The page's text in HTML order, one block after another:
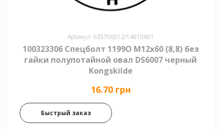
Артикул: 635706012/14810601
100323306 Спецболт 1199O М12х60 (8,8) без
гайки полупотайной овал DS6007 черный
Kongskilde
16.70 грн
Быстрый заказ